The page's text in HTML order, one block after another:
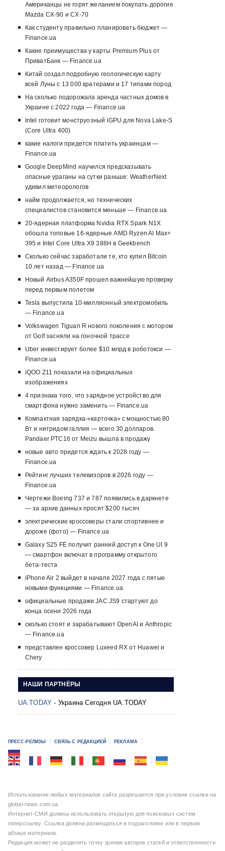
Американцы не горят желанием покупать дорогие
Mazda CX-90 и CX-70
Как студенту правильно планировать бюджет —
Finance.ua
Какие преимущества у карты Premium Plus от
ПриватБанк — Finance.ua
Китай создал подробную геологическую карту
всей Луны с 13 000 кратерами и 17 типами пород
На сколько подорожала аренда частных домов в
Украине с 2022 года — Finance.ua
Intel готовит монструозный iGPU для Nova Lake-S
(Core Ultra 400)
какие налоги придется платить украинцам —
Finance.ua
Google DeepMind научился предсказывать
опасные ураганы на сутки раньше: WeatherNext
удивил метеорологов
найм продолжается, но технических
специалистов становится меньше — Finance.ua
20-ядерная платформа Nvidia RTX Spark N1X
обошла топовые 16-ядерные AMD Ryzen AI Max+
395 и Intel Core Ultra X9 388H в Geekbench
Сколько сейчас заработали те, кто купил Bitcoin
10 лет назад — Finance.ua
Новый Airbus A350F прошел важнейшую проверку
перед первым полетом
Tesla выпустила 10-миллионный электромобиль
— Finance.ua
Volkswagen Tiguan R нового поколения с мотором
от Golf засняли на гоночной трассе
Uber инвестирует более $10 млрд в роботокси —
Finance.ua
iQOO Z11 показали на официальных
изображениях
4 признака того, что зарядное устройство для
смартфона нужно заменить — Finance.ua
Компактная зарядка-«карточка» с мощностью 80
Вт и нитридом галлия — всего 30 долларов.
Pandaer PTC16 от Meizu вышла в продажу
новые авто придется ждать к 2028 году —
Finance.ua
Рейтинг лучших телевизоров в 2026 году —
Finance.ua
Чертежи Boeing 737 и 787 появились в даркнете
— за архив данных просят $200 тысяч
электрические кроссоверы стали спортивнее и
дороже (фото) — Finance.ua
Galaxy S25 FE получит ранний доступ к One UI 9
— смартфон включат в программу открытого
бета-теста
iPhone Air 2 выйдет в начале 2027 года с пятью
новыми функциями — Finance.ua
официальные продажи JAC JS9 стартуют до
конца осени 2026 года
сколько стоят и зарабатывают OpenAI и Anthropic
— Finance.ua
представлен кроссовер Luxeed RX от Huawei и
Chery
НАШИ ПАРТНЁРЫ
UA.TODAY - Украина Сегодня UA.TODAY
ПРЕСС-РЕЛИЗЫ СВЯЗЬ С РЕДАКЦИЕЙ РЕКЛАМА
Использование любых материалов сайта разрешается при условии ссылки на
global-news.com.ua
Интернет-СМИ должны использовать открытую для поисковых систем
гиперссылку. Ссылка должна размещаться в подзаголовке или в первом
абзаце материала.
Редакция может не разделять точку зрения авторов статей и ответственности